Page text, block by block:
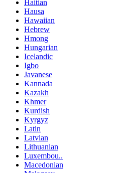
Haitian
Hausa
Hawaiian
Hebrew
Hmong
Hungarian
Icelandic
Igbo
Javanese
Kannada
Kazakh
Khmer
Kurdish
Kyrgyz
Latin
Latvian
Lithuanian
Luxembou..
Macedonian